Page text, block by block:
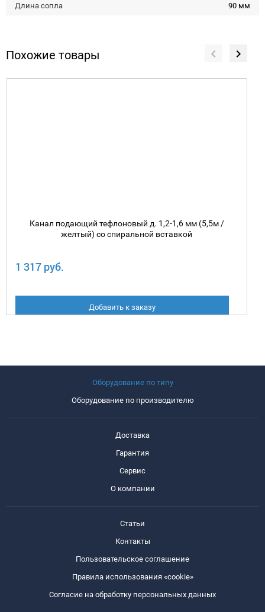
Длина сопла 90 мм
Похожие товары
Канал подающий тефлоновый д. 1,2-1,6 мм (5,5м /
желтый) со спиральной вставкой
1 317 руб.
Добавить к заказу
Оборудование по типу
Оборудование по производителю
Доставка
Гарантия
Сервис
О компании
Статьи
Контакты
Пользовательское соглашение
Правила использования «cookie»
Согласие на обработку персональных данных